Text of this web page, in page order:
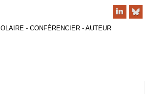
- CONFÉRENCIER - AUTEUR